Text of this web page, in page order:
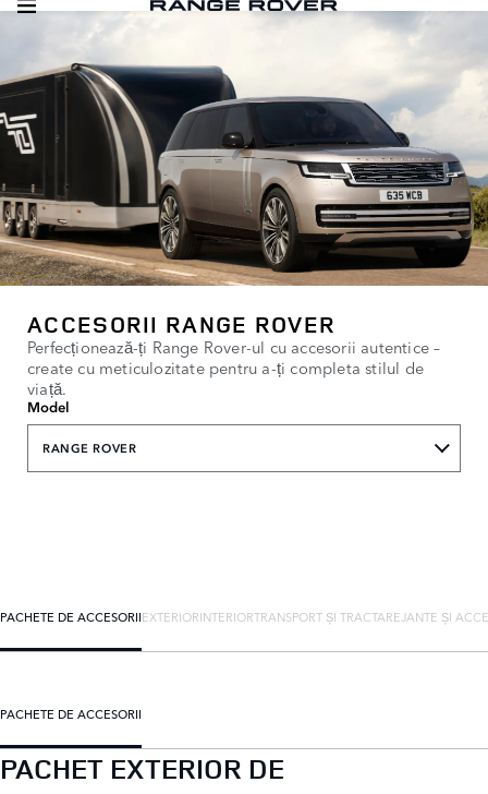
ACCESORII RANGE ROVER
Perfecționează-ți Range Rover-ul cu accesorii autentice –
create cu meticulozitate pentru a-ți completa stilul de
viață.
Model
RANGE ROVER
PACHETE DE ACCESORIIEXTERIORINTERIORTRANSPORT ȘI TRACTAREJANTE ȘI
PACHETE DE ACCESORII
PACHET EXTERIOR DE